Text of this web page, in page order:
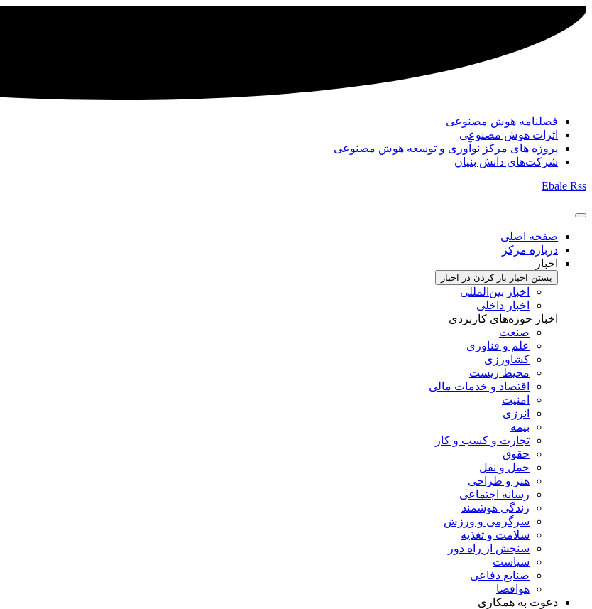
فصلنامه هوش مصنوعی
اثرات هوش مصنوعی
پروژه های مرکز نوآوری و توسعه هوش مصنوعی
شرکت‌های دانش بنیان
Ebale Rss
صفحه اصلی
درباره مرکز
اخبار
بستن اخبار باز کردن در اخبار
اخبار بین‌المللی
اخبار داخلی
اخبار حوزه‌های کاربردی
صنعت
علم و فناوری
کشاورزی
محیط زیست
اقتصاد و خدمات مالی
امنیت
انرژی
بیمه
تجارت و کسب و کار
حقوق
حمل و نقل
هنر و طراحی
رسانه اجتماعی
زندگی هوشمند
سرگرمی و ورزش
سلامت و تغذیه
سنجش از راه دور
سیاست
صنایع دفاعی
هوافضا
دعوت به همکاری